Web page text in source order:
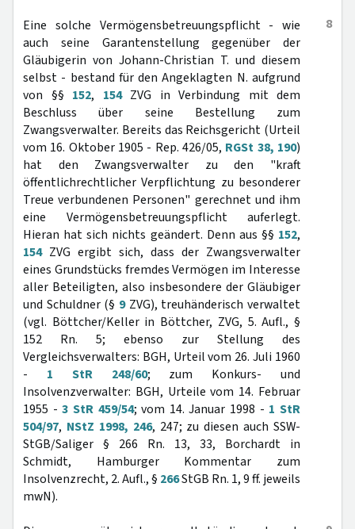
8
Eine solche Vermögensbetreuungspflicht - wie
auch seine Garantenstellung gegenüber der
Gläubigerin von Johann-Christian T. und diesem
selbst - bestand für den Angeklagten N. aufgrund
von §§ 152, 154ZVG in Verbindung mit dem
Beschluss über seine Bestellung zum
Zwangsverwalter. Bereits das Reichsgericht (Urteil
vom 16. Oktober 1905 - Rep. 426/05, RGSt 38, 190)
hat den Zwangsverwalter zu den "kraft
öffentlichrechtlicher Verpflichtung zu besonderer
Treue verbundenen Personen" gerechnet und ihm
eine Vermögensbetreuungspflicht auferlegt.
Hieran hat sich nichts geändert. Denn aus §§ 152,
154ZVG ergibt sich, dass der Zwangsverwalter
eines Grundstücks fremdes Vermögen im Interesse
aller Beteiligten, also insbesondere der Gläubiger
und Schuldner (§ 9ZVG), treuhänderisch verwaltet
(vgl. Böttcher/Keller in Böttcher, ZVG, 5. Aufl., §
152 Rn. 5; ebenso zur Stellung des
Vergleichsverwalters: BGH, Urteil vom 26. Juli 1960
- 1 StR 248/60; zum Konkurs- und
Insolvenzverwalter: BGH, Urteile vom 14. Februar
1955 -3 StR 459/54; vom 14. Januar 1998 - 1 StR
504/97, NStZ 1998, 246, 247; zu diesen auch SSW-
StGB/Saliger § 266 Rn. 13, 33, Borchardt in
Schmidt, Hamburger Kommentar zum
Insolvenzrecht, 2. Aufl., § 266StGB Rn. 1, 9 ff. jeweils
mwN).